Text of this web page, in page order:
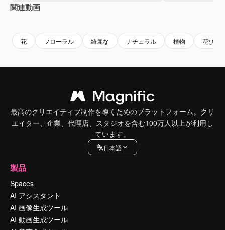
関連動画
花 フローラル 綺麗な ナチュラル 植物 花びら
最高のクリエイティブ制作を導くためのプラットフォーム。クリ
エイター、企業、代理店、スタジオを含む100万人以上が利用し
ています。
日本語
製品
Spaces
AI アシスタント
AI 画像生成ツール
AI 動画生成ツール